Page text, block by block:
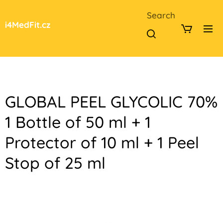
i4MedFit.cz
Search
GLOBAL PEEL GLYCOLIC 70%
1 Bottle of 50 ml + 1
Protector of 10 ml + 1 Peel
Stop of 25 ml